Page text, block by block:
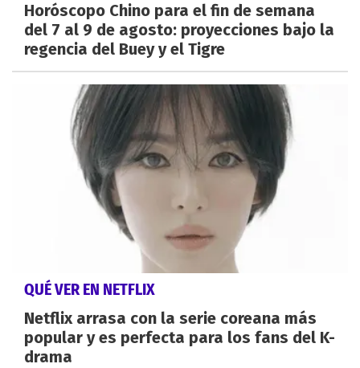
Horóscopo Chino para el fin de semana
del 7 al 9 de agosto: proyecciones bajo la
regencia del Buey y el Tigre
QUÉ VER EN NETFLIX
Netflix arrasa con la serie coreana más
popular y es perfecta para los fans del K-
drama